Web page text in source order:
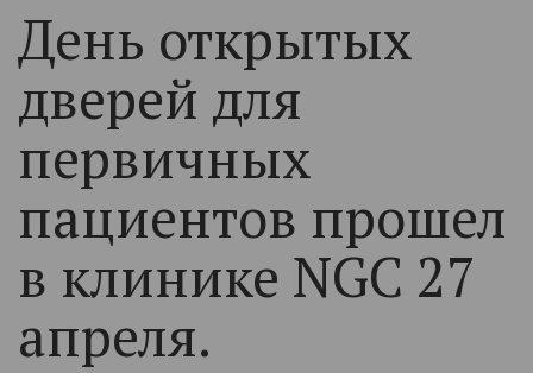
День открытых
дверей для
первичных
пациентов прошел
в клинике NGC 27
апреля.